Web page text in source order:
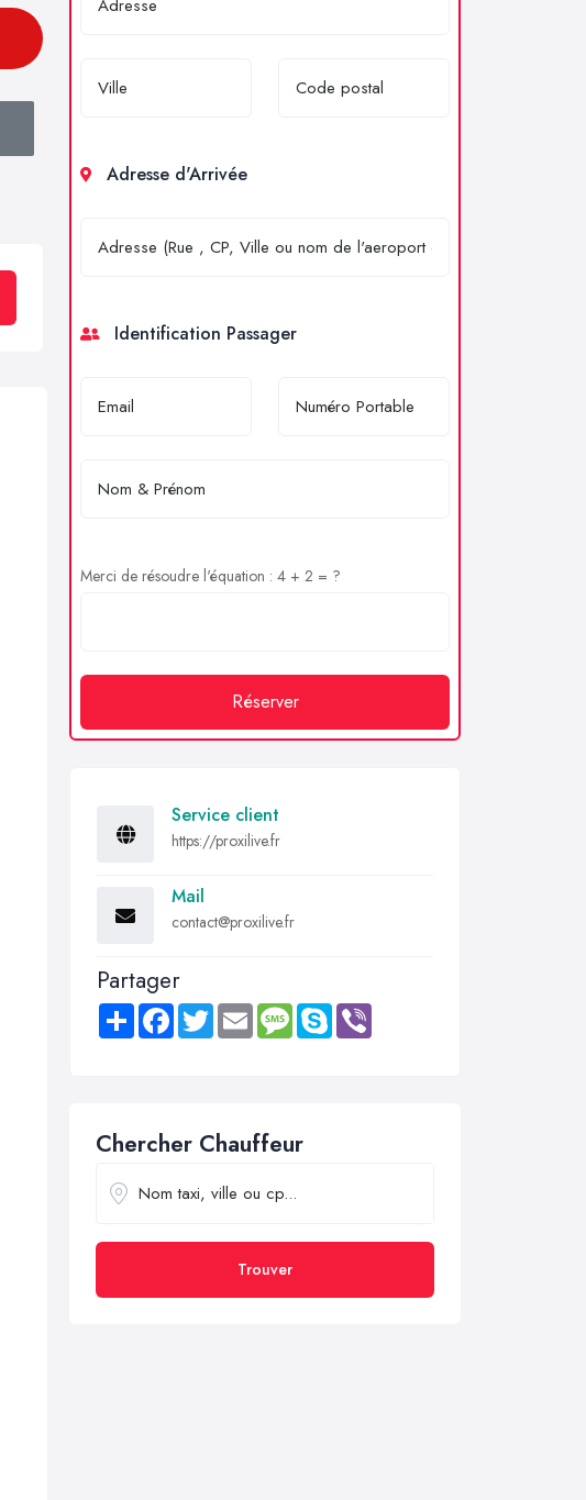
Adresse d'Arrivée
Identification Passager
Merci de résoudre l'équation : 4 + 2 = ?
Réserver
Service client
https://proxilive.fr
Mail
contact@proxilive.fr
Partager
Share FacebookTwitter Email MessageSkype
Chercher Chauffeur
Trouver